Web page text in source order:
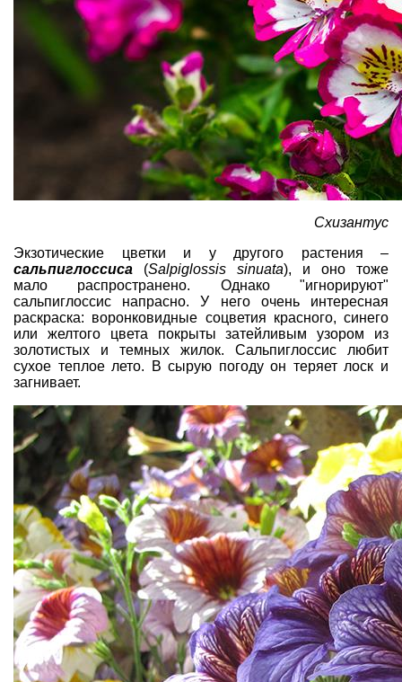
Схизантус
Экзотические цветки и у другого растения –
сальпиглосcиса (Salpiglossis sinuata), и оно тоже
мало распространено. Однако "игнорируют"
сальпиглоссис напрасно. У него очень интересная
раскраска: воронковидные соцветия красного, синего
или желтого цвета покрыты затейливым узором из
золотистых и темных жилок. Сальпиглоссис любит
сухое теплое лето. В сырую погоду он теряет лоск и
загнивает.